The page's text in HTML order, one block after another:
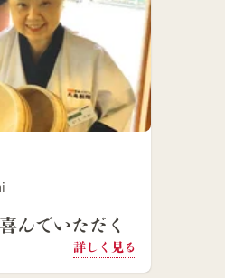
んでいただく
詳しく見る